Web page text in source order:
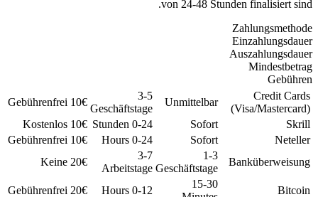
10€
Gebührenfrei
10€
10€
Gebührenfrei
20€
Keine
20€